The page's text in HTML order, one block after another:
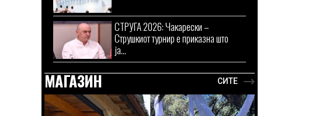
СТРУГА 2026: Чакарески –
Струшкиот турнир е приказна што
ја...
МАГАЗИН СИТЕ